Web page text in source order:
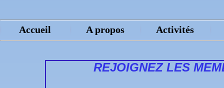
Accueil A propos Activités
REJOIGNEZ LES